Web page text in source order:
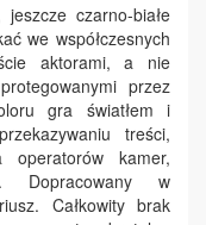
czarno-białe
we współczesnych
aktorami, a nie
przez
gra światłem i
treści,
operatorów kamer,
Dopracowany w
Całkowity brak